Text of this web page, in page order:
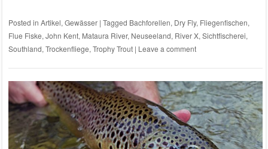
Posted in Artikel, Gewässer | Tagged Bachforellen, Dry Fly, Fliegenfischen,
Flue Fiske, John Kent, Mataura River, Neuseeland, River X, Sichtfischerei,
Southland, Trockenfliege, Trophy Trout | Leave a comment